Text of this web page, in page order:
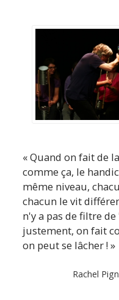
« Quand on fait de
comme ça, le
même niveau,
chacun le vit
n'y a pas de filtre
justement, on fait
on peut se lâcher ! »
Rachel